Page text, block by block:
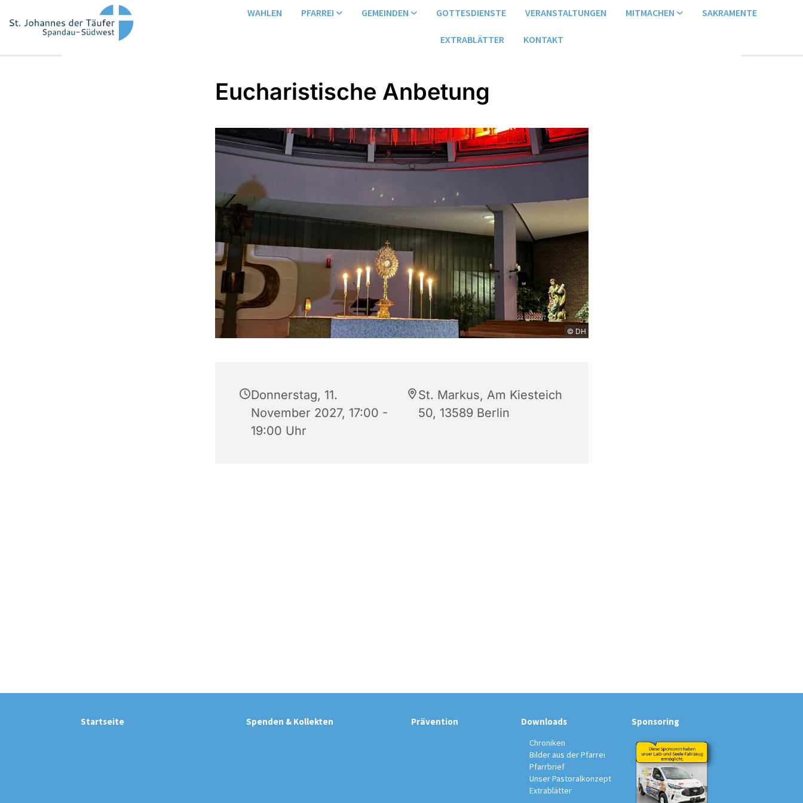
WAHLEN PFARREI GEMEINDEN GOTTESDIENSTE VERANSTALTUNGEN MITMACHEN SAKRAMENTE
EXTRABLÄTTER KONTAKT
Eucharistische Anbetung
© DH
Donnerstag, 11.
November 2027, 17:00 -
19:00 Uhr
St. Markus, Am Kiesteich
50, 13589 Berlin
Startseite Spenden & Kollekten Prävention Downloads
Chroniken
Bilder aus der Pfarrei
Pfarrbrief
Unser Pastoralkonzept
Extrablätter
Sponsoring